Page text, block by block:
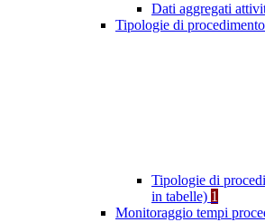
Dati aggregati
Tipologie di procedimento
Tipologie di
in tabelle) 1
Monitoraggio tempi